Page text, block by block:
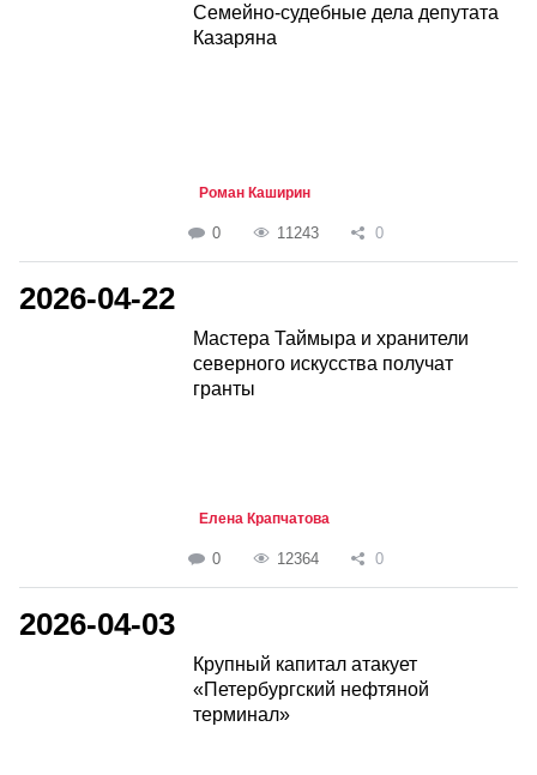
Семейно-судебные дела депутата
Казаряна
Роман Каширин
0 11243 0
2026-04-22
Мастера Таймыра и хранители
северного искусства получат
гранты
Елена Крапчатова
0 12364 0
2026-04-03
Крупный капитал атакует
«Петербургский нефтяной
терминал»